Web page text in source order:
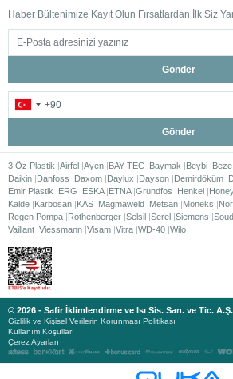
Haber Bültenimize Kayıt Olun Fırsatlardan İlk Siz
Gönder
Gönder
3 Öz Plastik Airfel Ayen BAY-TEC Baymak Beybi Beze
Daikin Danfoss Daxom Daylux Dayson Demirdöküm
Emir Plastik
ERG ESKA ETNA Grundfos Henkel
Kalde Karbosan KAS Magmaweld Metsan Moneks
Regen Pompa Rothenberger Selsil Serel Siemens
Vaillant Viessmann Visam Vitra WD-40 Wilo
© 2026 - Safir İklimlendirme ve Isı Sis. San. ve Tic. A.Ş.
Gizlilik ve Kişisel Verilerin Korunması Politikası
Kullanım Koşulları
Çerez Ayarları